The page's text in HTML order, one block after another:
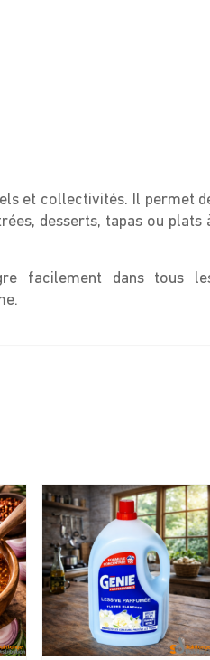
et collectivités. Il permet
desserts, tapas ou plats
facilement dans tous